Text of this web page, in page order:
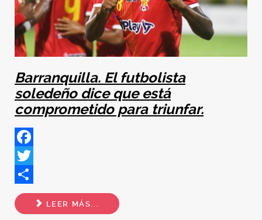
Barranquilla. El futbolista
soledeño dice que está
comprometido para triunfar.
Facebook
Twitter
Share
LEER MÁS...